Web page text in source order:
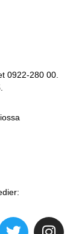
0922-280 00.